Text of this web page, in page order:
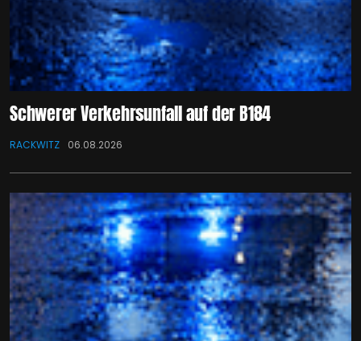
Schwerer Verkehrsunfall auf der B184
RACKWITZ 06.08.2026